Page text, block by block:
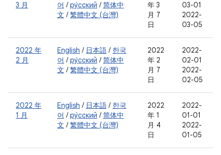
3 月
어 /ру́сский /简体中
文 /繁體中文 (台灣)
年 3
月 7
日
03-01
2022-
03-05
2022 年
2 月
English / 日本語 / 한국
어 /ру́сский /简体中
文 /繁體中文 (台灣)
2022
年 2
月 7
日
2022-
02-01
2022-
02-05
2022 年
1 月
English / 日本語 / 한국
어 /ру́сский /简体中
文 /繁體中文 (台灣)
2022
年 1
月 4
日
2022-
01-01
2022-
01-05